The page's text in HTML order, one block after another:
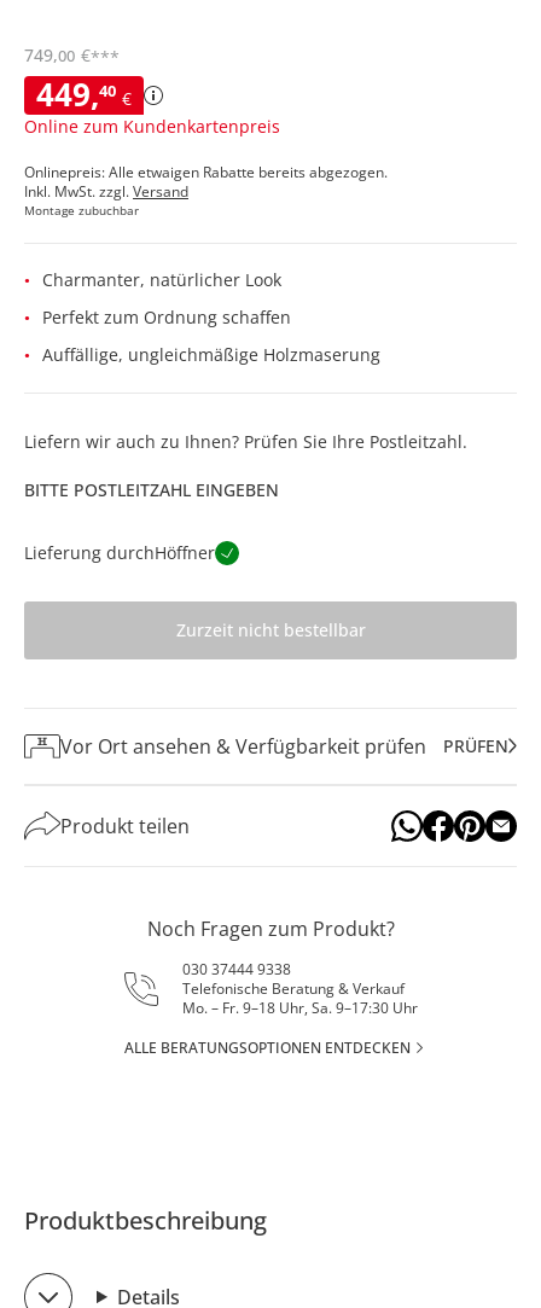
449,40 €
Online zum Kundenkartenpreis
749,00 €***
Onlinepreis: Alle etwaigen Rabatte bereits abgezogen.
Inkl. MwSt. zzgl.Versand
Montage zubuchbar
Charmanter, natürlicher Look
Perfekt zum Ordnung schaffen
Auffällige, ungleichmäßige Holzmaserung
Liefern wir auch zu Ihnen? Prüfen Sie Ihre Postleitzahl.
BITTE POSTLEITZAHL EINGEBEN
Lieferung durchHöffner
Zurzeit nicht bestellbar
Vor Ort ansehen & Verfügbarkeit prüfen PRÜFEN
Produkt teilen
Noch Fragen zum Produkt?
030 37444 9338
Telefonische Beratung & Verkauf
Mo. – Fr. 9–18 Uhr, Sa. 9–17:30 Uhr
ALLE BERATUNGSOPTIONEN ENTDECKEN
Produktbeschreibung
Details